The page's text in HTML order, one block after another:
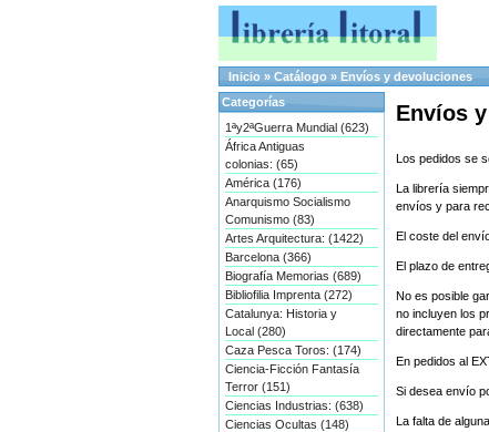
Inicio » Catálogo » Envíos y devoluciones
Envíos
Los pedidos se
La librería
envíos y para
El coste del
El plazo de
No es posible
no incluyen los
directamente
En pedidos al
Si desea envío
La falta de
Categorías
1ªy2ªGuerra Mundial (623)
África Antiguas
colonias: (65)
América (176)
Anarquismo Socialismo
Comunismo (83)
Artes Arquitectura: (1422)
Barcelona (366)
Biografía Memorias (689)
Bibliofilia Imprenta (272)
Catalunya: Historia y
Local (280)
Caza Pesca Toros: (174)
Ciencia-Ficción Fantasía
Terror (151)
Ciencias Industrias: (638)
Ciencias Ocultas (148)